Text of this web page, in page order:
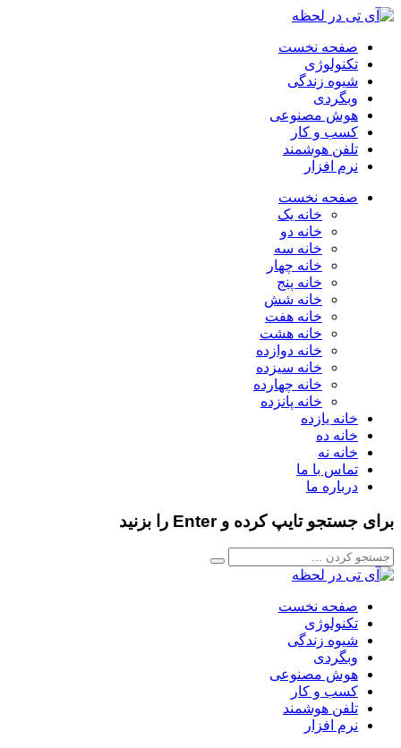
صفحه نخست
تکنولوژی
شیوه زندگی
وبگردی
هوش مصنوعی
کسب و کار
تلفن هوشمند
نرم افزار
صفحه نخست
خانه یک
خانه دو
خانه سه
خانه چهار
خانه پنج
خانه شش
خانه هفت
خانه هشت
خانه دوازده
خانه سیزده
خانه چهارده
خانه پانزده
خانه یازده
خانه ده
خانه نه
تماس با ما
درباره ما
برای جستجو تایپ کرده و Enter را بزنید
صفحه نخست
تکنولوژی
شیوه زندگی
وبگردی
هوش مصنوعی
کسب و کار
تلفن هوشمند
نرم افزار